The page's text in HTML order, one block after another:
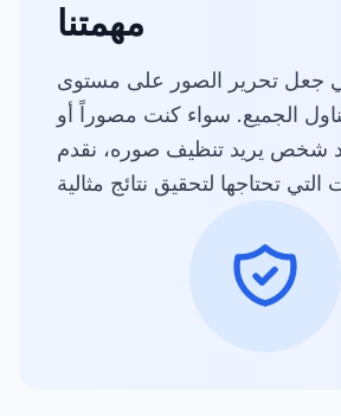
مهمتنا
جعل تحرير الصور على مستوى
الجميع. سواء كنت مصوراً أو
شخص يريد تنظيف صوره، نقدم